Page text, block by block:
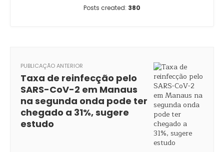
Posts created: 380
PUBLICAÇÃO ANTERIOR
Taxa de reinfecção pelo
SARS-CoV-2 em Manaus
na segunda onda pode ter
chegado a 31%, sugere
estudo